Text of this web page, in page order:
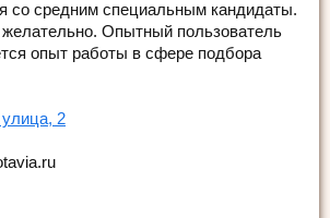
со средним специальным кандидаты.
Опытный пользователь
опыт работы в сфере подбора
2